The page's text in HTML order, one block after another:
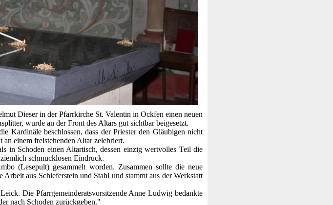
Dieser in der Pfarrkirche St. Valentin in Ockfen einen neuen
wurde an der Front des Altars gut sichtbar beigesetzt.
Kardinäle beschlossen, dass der Priester den Gläubigen nicht
einem freistehenden Altar zelebriert.
in Schoden einen Altartisch, dessen einzig wertvolles Teil die
schmucklosen Eindruck.
(Lesepult) gesammelt worden. Zusammen sollte die neue
aus Schieferstein und Stahl und stammt aus der Werkstatt
Die Pfarrgemeinderatsvorsitzende Anne Ludwig bedankte
nach Schoden zurückgeben."